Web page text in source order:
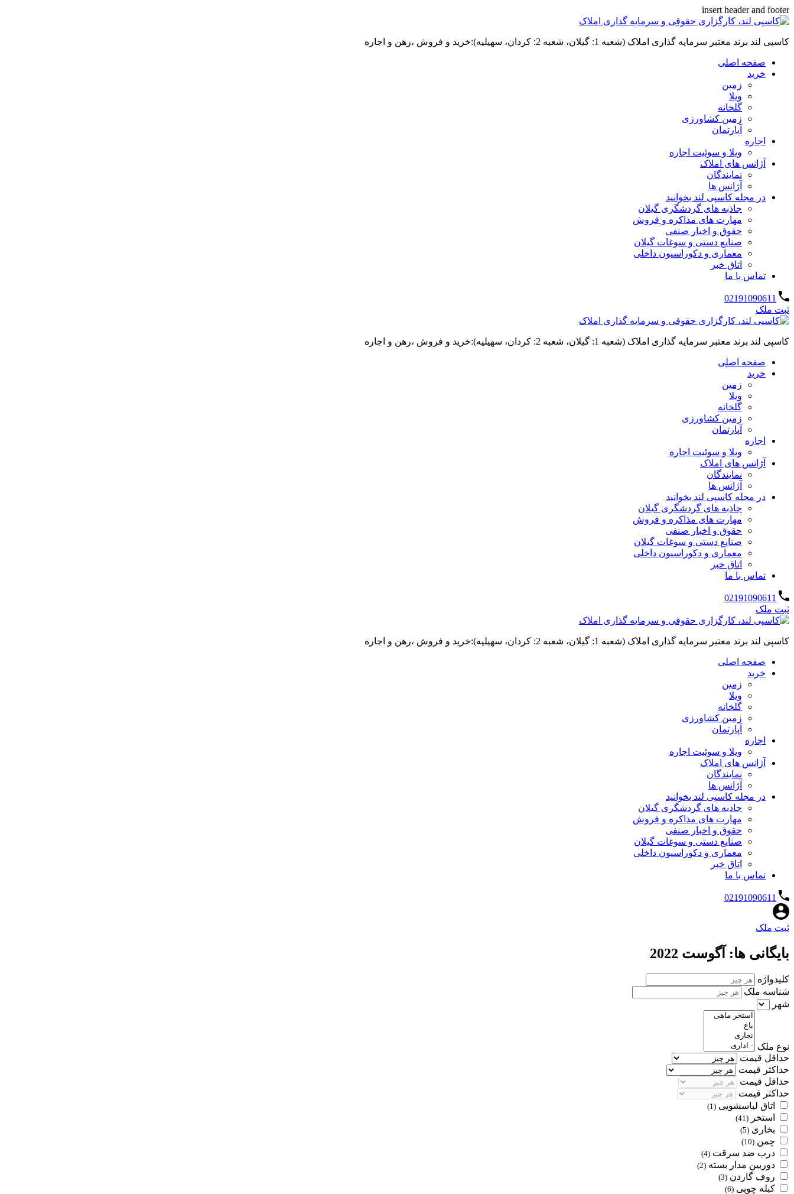
insert header and footer
کاسپی لند برند معتبر سرمایه گذاری املاک (شعبه 1: گیلان، شعبه 2: کردان، سهیلیه):خرید و فروش ،رهن و اجاره
صفحه اصلی
خرید
زمین
ویلا
گلخانه
زمین کشاورزی
آپارتمان
اجاره
ویلا و سوئیت اجاره
آژانس های املاک
نمایندگان
آژانس ها
در مجله کاسپی لند بخوانید
جاذبه های گردشگری گیلان
مهارت های مذاکره و فروش
حقوق و اخبار صنفی
صنایع دستی و سوغات گیلان
معماری و دکوراسیون داخلی
اتاق خبر
تماس با ما
02191090611
ثبت ملک
کاسپی لند برند معتبر سرمایه گذاری املاک (شعبه 1: گیلان، شعبه 2: کردان، سهیلیه):خرید و فروش ،رهن و اجاره
صفحه اصلی
خرید
زمین
ویلا
گلخانه
زمین کشاورزی
آپارتمان
اجاره
ویلا و سوئیت اجاره
آژانس های املاک
نمایندگان
آژانس ها
در مجله کاسپی لند بخوانید
جاذبه های گردشگری گیلان
مهارت های مذاکره و فروش
حقوق و اخبار صنفی
صنایع دستی و سوغات گیلان
معماری و دکوراسیون داخلی
اتاق خبر
تماس با ما
02191090611
ثبت ملک
کاسپی لند برند معتبر سرمایه گذاری املاک (شعبه 1: گیلان، شعبه 2: کردان، سهیلیه):خرید و فروش ،رهن و اجاره
صفحه اصلی
خرید
زمین
ویلا
گلخانه
زمین کشاورزی
آپارتمان
اجاره
ویلا و سوئیت اجاره
آژانس های املاک
نمایندگان
آژانس ها
در مجله کاسپی لند بخوانید
جاذبه های گردشگری گیلان
مهارت های مذاکره و فروش
حقوق و اخبار صنفی
صنایع دستی و سوغات گیلان
معماری و دکوراسیون داخلی
اتاق خبر
تماس با ما
02191090611
ثبت ملک
بایگانی ها: آگوست 2022
کلیدواژه
شناسه ملک
شهر
نوع ملک
حداقل قیمت
حداکثر قیمت
حداقل قیمت
حداکثر قیمت
اتاق لباسشویی (1)
استخر (41)
بخاری (5)
چمن (10)
درب ضد سرقت (4)
دوربین مدار بسته (2)
روف گاردن (3)
کبله چوبی (6)